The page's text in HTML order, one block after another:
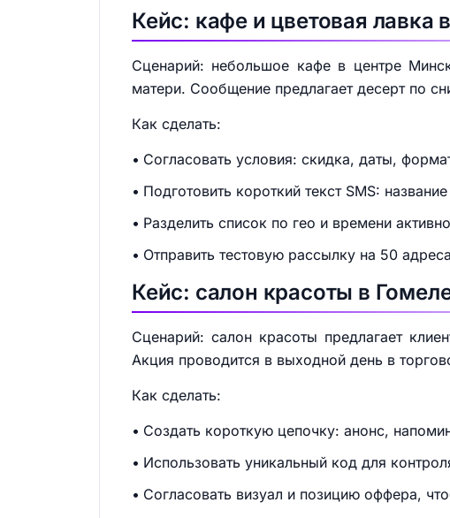
Кейс: кафе и цветовaя
Сценарий: небольшое кафе в центре
матери. Сообщение предлагает десерт по
Как сделать:
Согласовать условия: скидка, даты,
Подготовить короткий текст SMS:
Разделить список по гео и времени
Отправить тестовую рассылку на 50
Кейс: салон красоты в
Сценарий: салон красоты предлагает
Акция проводится в выходной день в
Как сделать:
Создать короткую цепочку: анонс,
Использовать уникальный код для
Согласовать визуал и позицию оффера,